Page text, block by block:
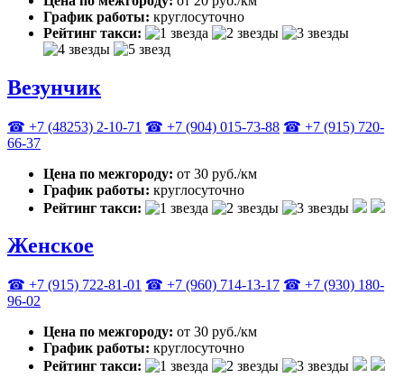
График работы: круглосуточно
Рейтинг такси:
Везунчик
☎ +7 (48253) 2-10-71 ☎ +7 (904) 015-73-88 ☎ +7 (915) 720-
66-37
Цена по межгороду: от 30 руб./км
График работы: круглосуточно
Рейтинг такси:
Женское
☎ +7 (915) 722-81-01 ☎ +7 (960) 714-13-17 ☎ +7 (930) 180-
96-02
Цена по межгороду: от 30 руб./км
График работы: круглосуточно
Рейтинг такси: